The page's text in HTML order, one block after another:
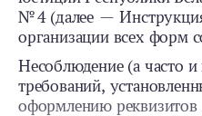
№ 4 (далее —
организации всех форм
Несоблюдение (а часто
требований,
оформлению